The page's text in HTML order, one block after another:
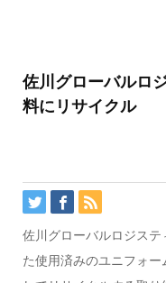
佐川グローバルロ
料にリサイクル
佐川グローバルロジス
た使用済みのユニフォ